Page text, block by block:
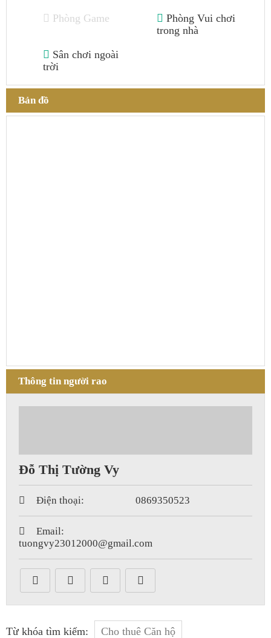
Phòng Game
Phòng Vui chơi
trong nhà
Sân chơi ngoài
trời
Bản đồ
Thông tin người rao
Đỗ Thị Tường Vy
Điện thoại: 0869350523
Email:
tuongvy23012000@gmail.com
Từ khóa tìm kiếm: Cho thuê Căn hộ